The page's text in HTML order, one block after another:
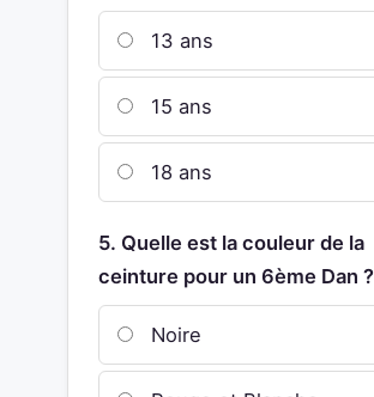
13 ans
15 ans
18 ans
5. Quelle est la couleur de la
ceinture pour un 6ème Dan ?
Noire